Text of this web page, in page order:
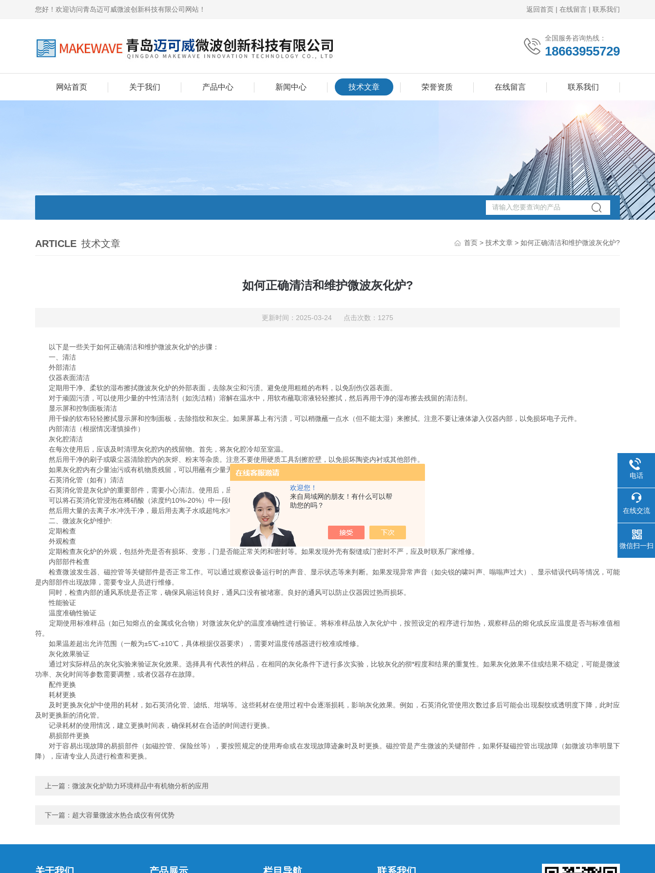
欢迎您！
来自局域网的朋友！有什么可以帮
助您的吗？
您好！欢迎访问青岛迈可威微波创新科技有限公司网站！ 返回首页 | 在线留言 | 联系我们
全国服务咨询热线：
18663955729
网站首页 关于我们 产品中心 新闻中心 技术文章 荣誉资质 在线留言 联系我们
ARTICLE 技术文章 首页 > 技术文章 > 如何正确清洁和维护微波灰化炉?
如何正确清洁和维护微波灰化炉?
更新时间：2025-03-24 点击次数：1275
以下是一些关于如何正确清洁和维护微波灰化炉的步骤：
一、清洁
外部清洁
仪器表面清洁
定期用干净、柔软的湿布擦拭微波灰化炉的外部表面，去除灰尘和污渍。避免使用粗糙的布料，以免刮伤仪器表面。
对于顽固污渍，可以使用少量的中性清洁剂（如洗洁精）溶解在温水中，用软布蘸取溶液轻轻擦拭，然后再用干净的湿布擦去残留的清洁剂。
显示屏和控制面板清洁
用干燥的软布轻轻擦拭显示屏和控制面板，去除指纹和灰尘。如果屏幕上有污渍，可以稍微蘸一点水（但不能太湿）来擦拭。注意不要让液体渗入仪器内部，以免损坏电子元件。
内部清洁（根据情况谨慎操作）
灰化腔清洁
在每次使用后，应该及时清理灰化腔内的残留物。首先，将灰化腔冷却至室温。
然后用干净的刷子或吸尘器清除腔内的灰烬、粉末等杂质。注意不要使用硬质工具刮擦腔壁，以免损坏陶瓷内衬或其他部件。
如果灰化腔内有少量油污或有机物质残留，可以用蘸有少量无水乙醇的软布轻轻擦拭，然后让其自然风干。
石英消化管（如有）清洁
石英消化管是灰化炉的重要部件，需要小心清洁。使用后，应让其冷却至室温。
可以将石英消化管浸泡在稀硝酸（浓度约10%-20%）中一段时间（例如几个小时），以去除其中的金属离子和其他杂质。
然后用大量的去离子水冲洗干净，最后用去离子水或超纯水冲洗几遍，以确保没有酸液残留。
二、微波灰化炉维护:
定期检查
外观检查
定期检查灰化炉的外观，包括外壳是否有损坏、变形，门是否能正常关闭和密封等。如果发现外壳有裂缝或门密封不严，应及时联系厂家维修。
内部部件检查
检查微波发生器、磁控管等关键部件是否正常工作。可以通过观察设备运行时的声音、显示状态等来判断。如果发现异常声音（如尖锐的啸叫声、嗡嗡声过大）、显示错误代码等情况，可能
是内部部件出现故障，需要专业人员进行维修。
同时，检查内部的通风系统是否正常，确保风扇运转良好，通风口没有被堵塞。良好的通风可以防止仪器因过热而损坏。
性能验证
温度准确性验证
定期使用标准样品（如已知熔点的金属或化合物）对微波灰化炉的温度准确性进行验证。将标准样品放入灰化炉中，按照设定的程序进行加热，观察样品的熔化或反应温度是否与标准值相
符。
如果温差超出允许范围（一般为±5℃-±10℃，具体根据仪器要求），需要对温度传感器进行校准或维修。
灰化效果验证
通过对实际样品的灰化实验来验证灰化效果。选择具有代表性的样品，在相同的灰化条件下进行多次实验，比较灰化的彻*程度和结果的重复性。如果灰化效果不佳或结果不稳定，可能是微波
功率、灰化时间等参数需要调整，或者仪器存在故障。
配件更换
耗材更换
及时更换灰化炉中使用的耗材，如石英消化管、滤纸、坩埚等。这些耗材在使用过程中会逐渐损耗，影响灰化效果。例如，石英消化管使用次数过多后可能会出现裂纹或透明度下降，此时应
及时更换新的消化管。
记录耗材的使用情况，建立更换时间表，确保耗材在合适的时间进行更换。
易损部件更换
对于容易出现故障的易损部件（如磁控管、保险丝等），要按照规定的使用寿命或在发现故障迹象时及时更换。磁控管是产生微波的关键部件，如果怀疑磁控管出现故障（如微波功率明显下
降），应请专业人员进行检查和更换。
上一篇： 微波灰化炉助力环境样品中有机物分析的应用
下一篇： 超大容量微波水热合成仪有何优势
电话
在线交流
微信扫一扫